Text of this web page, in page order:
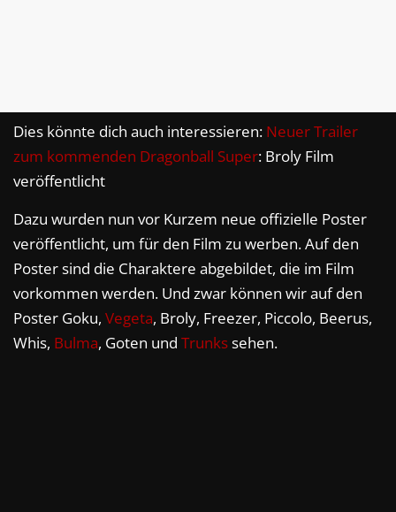
Dies könnte dich auch interessieren: Neuer Trailer
zum kommenden Dragonball Super: Broly Film
veröffentlicht
Dazu wurden nun vor Kurzem neue offizielle Poster
veröffentlicht, um für den Film zu werben. Auf den
Poster sind die Charaktere abgebildet, die im Film
vorkommen werden. Und zwar können wir auf den
Poster Goku, Vegeta, Broly, Freezer, Piccolo, Beerus,
Whis, Bulma, Goten und Trunkssehen.